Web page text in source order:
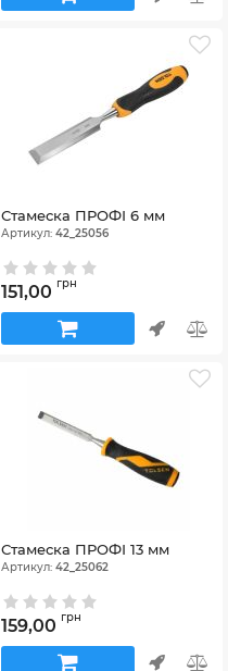
Стамеска ПРОФІ 6 мм
Артикул: 42_25056
151,00 грн
Стамеска ПРОФІ 13 мм
Артикул: 42_25062
159,00 грн